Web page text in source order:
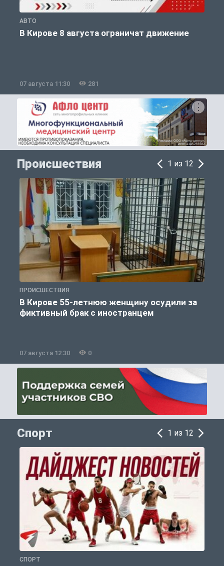
АВТО
В Кирове 8 августа ограничат движение
07 августа 11:30 281
Происшествия 1 из 12
ПРОИСШЕСТВИЯ
В Кирове 55-летнюю женщину осудили за
фиктивный брак с иностранцем
07 августа 12:30 0
Спорт 1 из 12
СПОРТ